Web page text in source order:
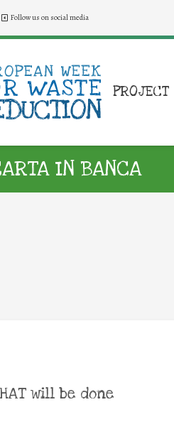
Follow us on social media
PROJECT
IN BANCA
will be done